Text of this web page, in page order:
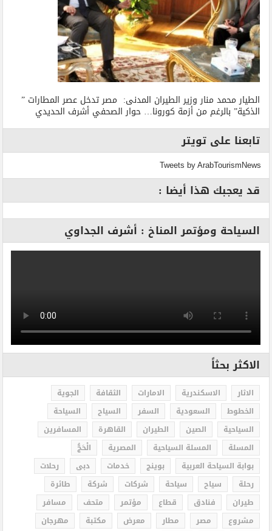
الطيار محمد منار وزير الطيران المدنى: مصر تدخل عصر المطارات ”
الذكية” بالرغم من أزمة كورونا… حوار الصحفي أشرف الحديدي
تابعنا على تويتر
Tweets by ArabTourismNews
قد يعجبك هذا أيضا :
السياحة ومؤتمر المناخ : أشرف الجداوي
الاكثر بحثاً
الاثار الاسكندرية الامارات الثقافة
الجوية
الخطوط
السعودية السفر السياح
السياحة
السياحية
الصين الطيران القاهرة
المسافرين
المسلة
المسلة السياحية المصرية
الْحَجُّ
بوابة السياحة العربية
بوينج خدمات دبى
رحلات
رحلة
سياح سياحة شركات شركة
طائرة
طيران
فنادق قطاع مؤتمر متحف
مسافر
مشروع
مصر مطار معرض مكتبة
مهرجان